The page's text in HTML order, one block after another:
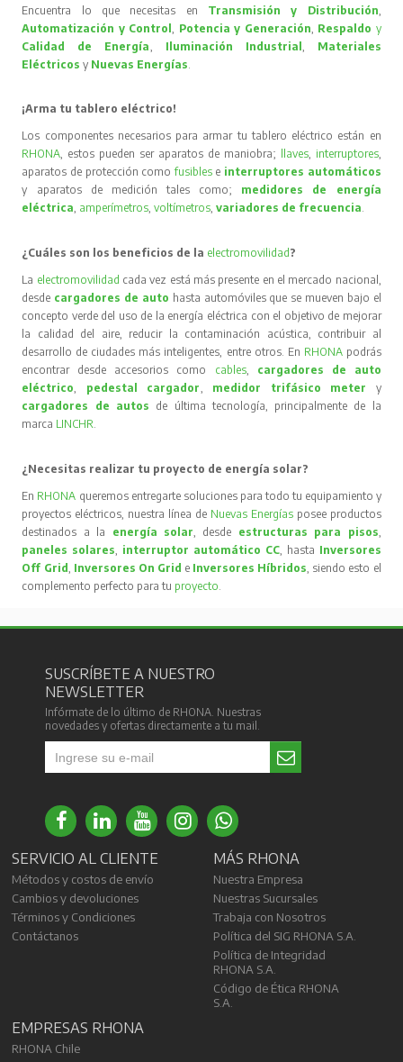
Encuentra lo que necesitas en Transmisión y Distribución
Automatización y Control
Potencia y Generación Respaldo y
Calidad de Energía
Iluminación Industrial
Materiales
Eléctricos y Nuevas Energías
¡Arma tu tablero eléctrico!
Los componentes necesarios para armar tu tablero eléctrico están en
RHONA , estos pueden ser aparatos de maniobra; llaves, interruptores,
aparatos de protección comofusibles e interruptores automáticos
y aparatos de medición tales como; medidores de energía
eléctrica amperímetros ,voltímetros ,variadores de frecuencia
¿Cuáles son los beneficios de la electromovilidad ?
La electromovilidad cada vez está más presente en el mercado nacional,
desde cargadores de auto hasta automóviles que se mueven bajo el
concepto verde del uso de la energía eléctrica con el objetivo de mejorar
la calidad del aire, reducir la contaminación acústica, contribuir al
desarrollo de ciudades más inteligentes, entre otros. En RHONA podrás
encontrar desde accesorios como cables, cargadores de auto
eléctrico
pedestal cargador medidor trifásico meter
y
cargadores de autos de última tecnología, principalmente de la
marca LINCHR
¿Necesitas realizar tu proyecto de energía solar?
En RHONA queremos entregarte soluciones para todo tu equipamiento y
proyectos eléctricos, nuestra línea de Nuevas Energíasposee productos
destinados a la energía solar , desde estructuras para pisos
paneles solares
interruptor automático CC, hasta Inversores
Off Grid
Inversores On Grid e Inversores Híbridos , siendo esto el
complemento perfecto para tu proyecto
SUSCRÍBETE A NUESTRO
NEWSLETTER
Infórmate de lo último de RHONA. Nuestras
novedades y ofertas directamente a tu mail.
SERVICIO AL CLIENTE
Métodos y costos de envío
Cambios y devoluciones
Términos y Condiciones
Contáctanos
MÁS RHONA
Nuestra Empresa
Nuestras Sucursales
Trabaja con Nosotros
Política del SIG RHONA S.A.
Política de Integridad
RHONA S.A.
Código de Ética RHONA
S.A.
EMPRESAS RHONA
RHONA Chile